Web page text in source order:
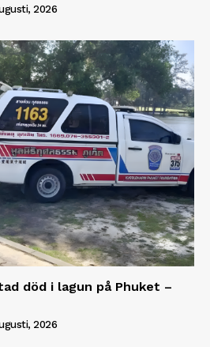
2026
död i lagun på Phuket –
2026